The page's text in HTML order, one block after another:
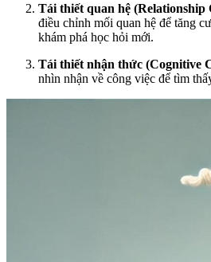
Tái thiết quan hệ (Relationship
điều chỉnh mối quan hệ để tăng
khám phá học hỏi mới.
Tái thiết nhận thức (Cognitive
nhìn nhận về công việc để tìm